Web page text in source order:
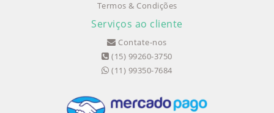
Termos & Condições
Serviços ao cliente
Contate-nos
(15) 99260-3750
(11) 99350-7684